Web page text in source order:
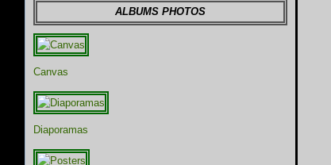
ALBUMS PHOTOS
Canvas
Diaporamas